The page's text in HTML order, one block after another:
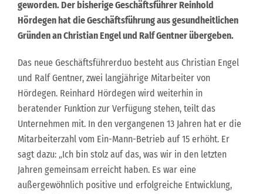
geworden. Der bisherige Geschäftsführer Reinhold
Hördegen hat die Geschäftsführung aus gesundheitlichen
Gründen an Christian Engel und Ralf Gentner übergeben.
Das neue Geschäftsführerduo besteht aus Christian Engel
und Ralf Gentner, zwei langjährige Mitarbeiter von
Hördegen. Reinhard Hördegen wird weiterhin in
beratender Funktion zur Verfügung stehen, teilt das
Unternehmen mit. In den vergangenen 13 Jahren hat er die
Mitarbeiterzahl vom Ein-Mann-Betrieb auf 15 erhöht. Er
sagt dazu: „Ich bin stolz auf das, was wir in den letzten
Jahren gemeinsam erreicht haben. Es war eine
außergewöhnlich positive und erfolgreiche Entwicklung,